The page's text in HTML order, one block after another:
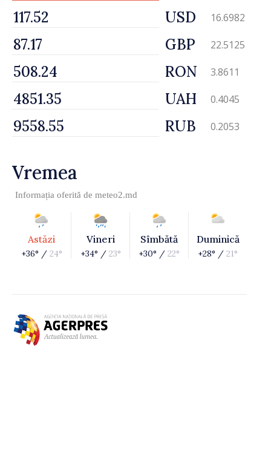
USD 16.6982
GBP 22.5125
RON 3.8611
UAH 0.4045
RUB 0.2053
Vremea
Informația oferită de meteo2.md
Astăzi
+36° / 24°
Vineri
+34° / 23°
Sîmbătă
+30° / 22°
Duminică
+28° / 21°